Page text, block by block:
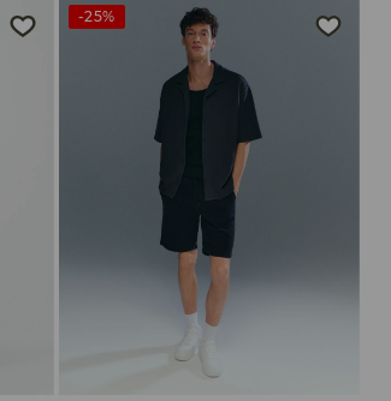
-25%